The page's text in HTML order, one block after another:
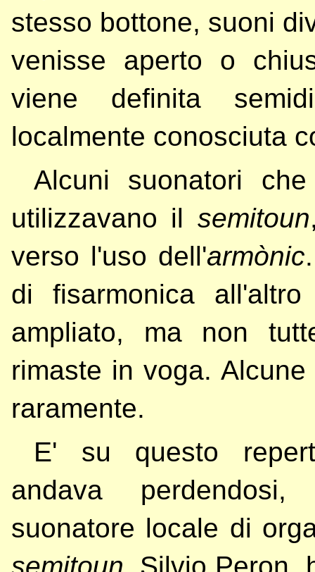
stesso bottone, suoni
venisse aperto o
viene definita
localmente conosciuta
Alcuni suonatori
utilizzavano il semitoun
verso l'uso dell'armònic
di fisarmonica
ampliato, ma non
rimaste in voga.
raramente.
E' su questo
andava
suonatore locale di
semitoun , Silvio Peron,